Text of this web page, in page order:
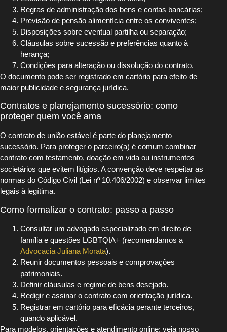
Regras de administração dos bens e contas bancárias;
Previsão de pensão alimentícia entre os conviventes;
Disposições sobre eventual partilha ou separação;
Cláusulas sobre sucessão e preferências quanto à
herança;
Condições para alteração ou dissolução do contrato.
O documento pode ser registrado em cartório para efeito de
maior publicidade e segurança jurídica.
Contratos e planejamento sucessório: como
proteger quem você ama
O contrato de união estável é parte do planejamento
sucessório. Para proteger o parceiro(a) é comum combinar
contrato com testamento, doação em vida ou instrumentos
societários que evitem litígios. A convenção deve respeitar as
normas do Código Civil (Lei nº 10.406/2002) e observar limites
legais à legítima.
Como formalizar o contrato: passo a passo
Consultar um advogado especializado em direito de
família e questões LGBTQIA+ (recomendamos a
Advocacia Juliana Morata).
Reunir documentos pessoais e comprovações
patrimoniais.
Definir cláusulas e regime de bens desejado.
Redigir e assinar o contrato com orientação jurídica.
Registrar em cartório para eficácia perante terceiros,
quando aplicável.
Para modelos, orientações e atendimento online: veja nosso